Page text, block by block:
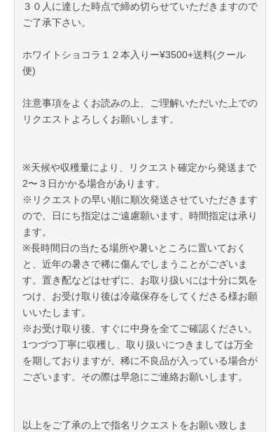
３０人に達した時点で締め切らせていただきますので
ご了承下さい。
ホワイトショコラ１２本入りー¥3500+送料(クール
便)
注意事項をよくお読みの上、ご理解いただいた上での
リクエストよろしくお願いします。
※天候や収穫量により、リクエスト確定から発送まで
2〜３日かかる場合があります。
※リクエストの早い順に順次発送させていただきます
ので、日にち指定はご遠慮願います。時間指定は承り
ます。
※長時間日の当たる場所や暑いところに置いておく
と、近年の暑さで稀に傷んでしまうことがございま
す。置き配などはせずに、お取り扱いには十分に気を
つけ、お受け取り後は冷蔵保存をしてくださる様お願
いいたします。
※お受け取り後、すぐに中身を全てご確認ください。
1つづつ丁寧に収穫し、取り扱いにつきましては万全
を期しておりますが、稀に不良品が入っている場合が
ございます。その際は早急にご連絡お願いします。
以上をご了承の上で指名リクエストをお願い致しま